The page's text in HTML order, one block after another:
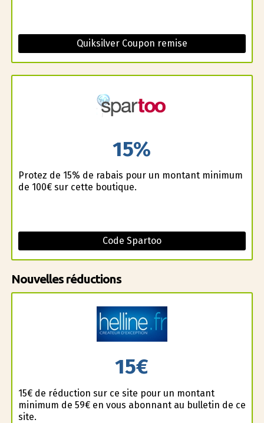
Quiksilver Coupon remise
15%
Profitez de 15% de rabais pour un montant minimum
de 100€ sur cette boutique.
Code Spartoo
Nouvelles réductions
15€
15€ de réduction sur ce site pour un montant
minimum de 59€ en vous abonnant au bulletin de ce
site.